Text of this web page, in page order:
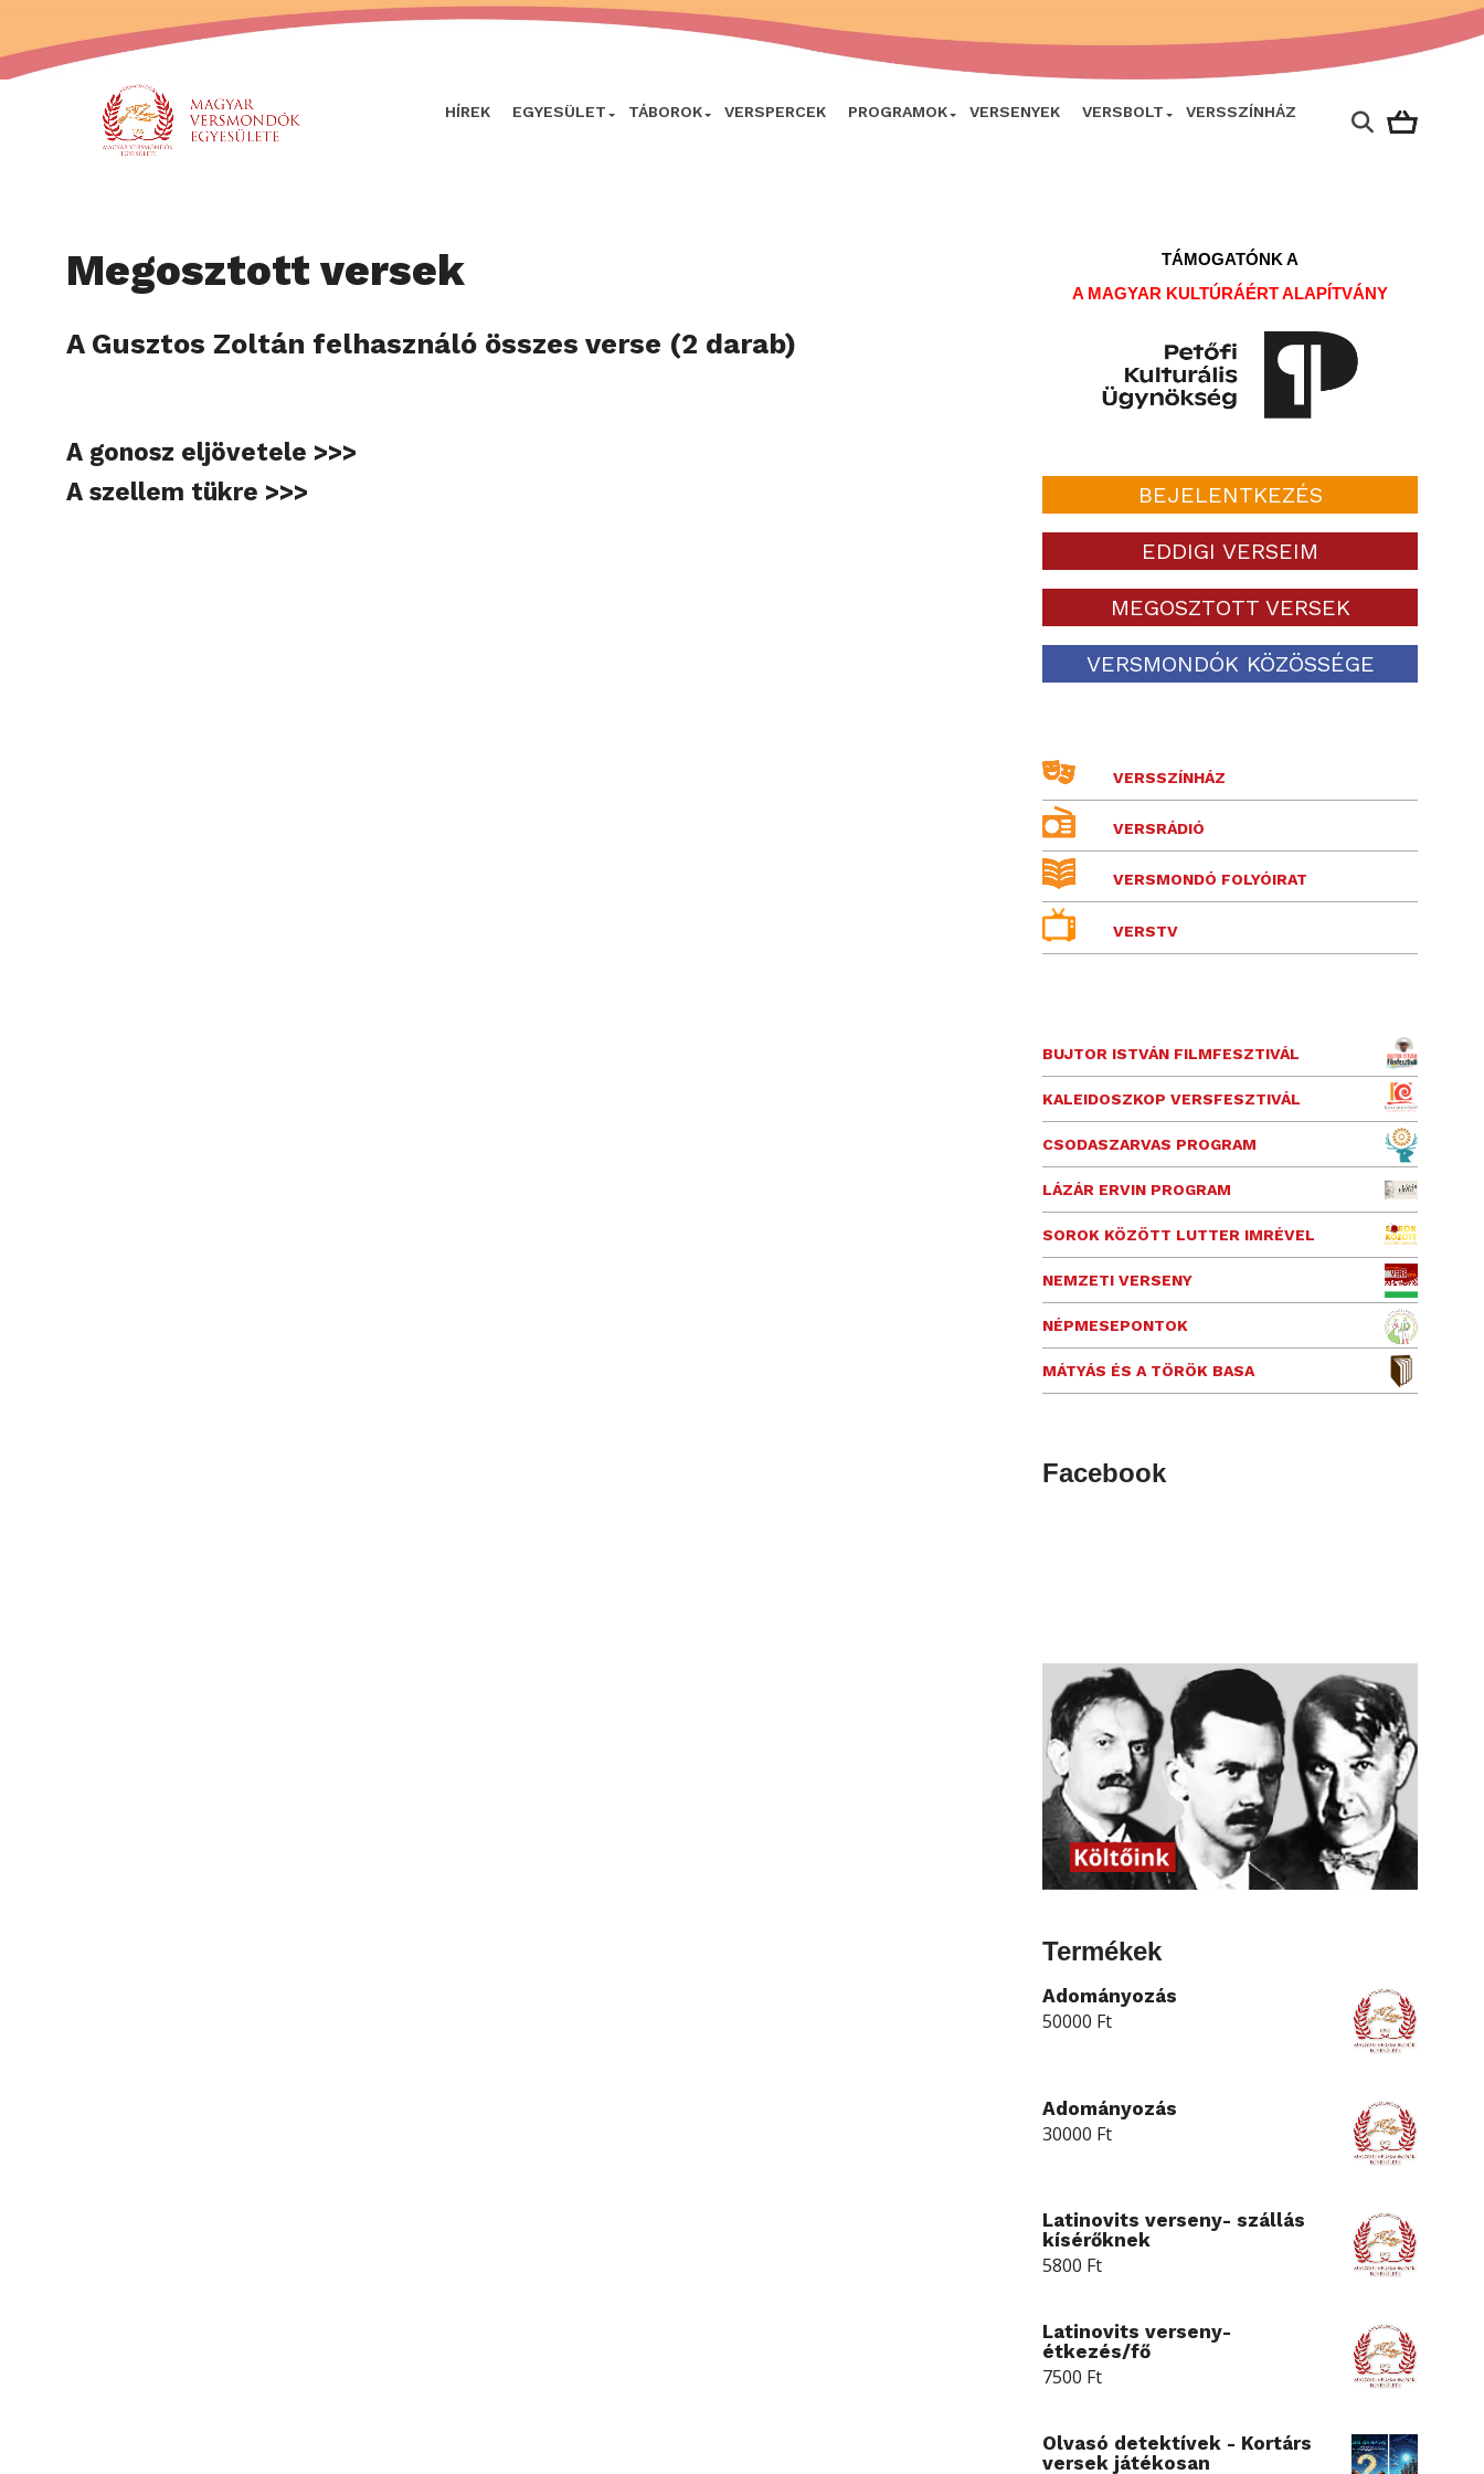
HÍREK EGYESÜLET TÁBOROK VERSPERCEK PROGRAMOK VERSENYEK VERSBOLT VERSSZÍNHÁZ
Megosztott versek
A Gusztos Zoltán felhasználó összes verse (2 darab)
A gonosz eljövetele >>>
A szellem tükre >>>
TÁMOGATÓNK A
A MAGYAR KULTÚRÁÉRT ALAPÍTVÁNY
BEJELENTKEZÉS
EDDIGI VERSEIM
MEGOSZTOTT VERSEK
VERSMONDÓK KÖZÖSSÉGE
VERSSZÍNHÁZ
VERSRÁDIÓ
VERSMONDÓ FOLYÓIRAT
VERSTV
BUJTOR ISTVÁN FILMFESZTIVÁL
KALEIDOSZKOP VERSFESZTIVÁL
CSODASZARVAS PROGRAM
LÁZÁR ERVIN PROGRAM
SOROK KÖZÖTT LUTTER IMRÉVEL
NEMZETI VERSENY
NÉPMESEPONTOK
MÁTYÁS ÉS A TÖRÖK BASA
Facebook
Termékek
Adományozás
50000 Ft
Adományozás
30000 Ft
Latinovits verseny- szállás
kísérőknek
5800 Ft
Latinovits verseny-
étkezés/fő
7500 Ft
Olvasó detektívek - Kortárs
versek játékosan